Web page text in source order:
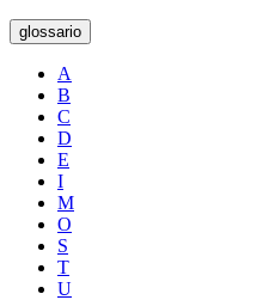
glossario
A
B
C
D
E
I
M
O
S
T
U